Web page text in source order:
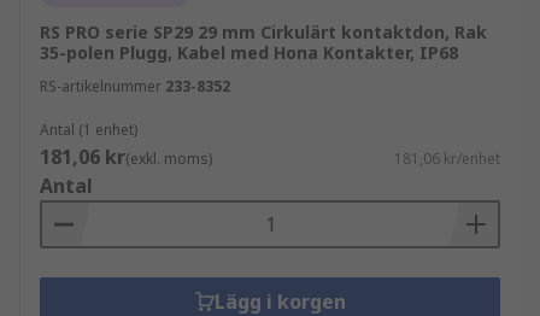
RS PRO serie SP29 29 mm Cirkulärt kontaktdon, Rak
35-polen Plugg, Kabel med Hona Kontakter, IP68
RS-artikelnummer 233-8352
Antal (1 enhet)
181,06 kr(exkl. moms) 181,06 kr/enhet
Antal
Lägg i korgen